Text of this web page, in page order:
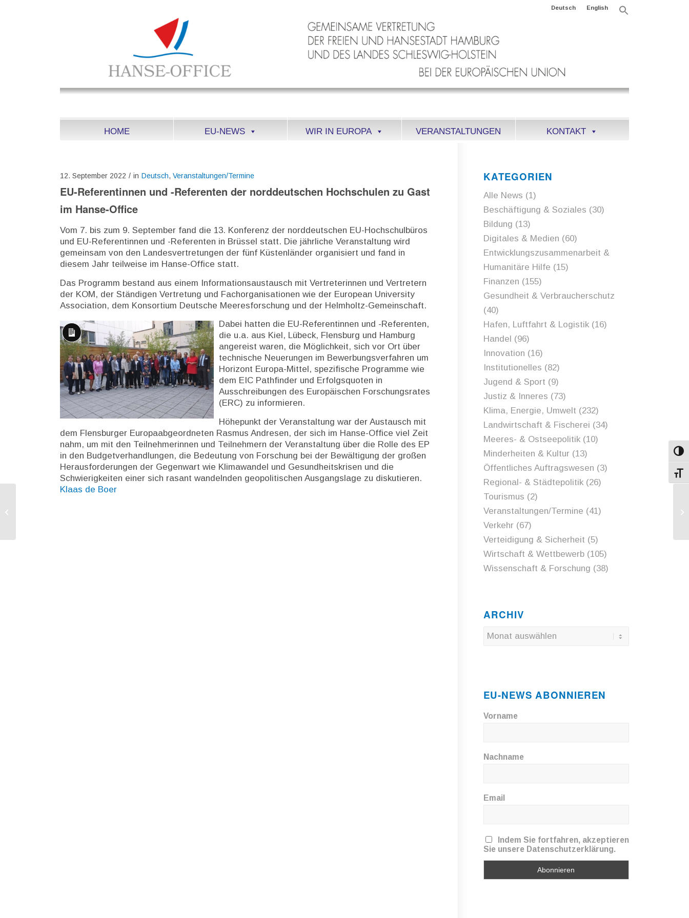
Deutsch English
HOME EU-NEWS WIR IN EUROPA VERANSTALTUNGEN KONTAKT
12. September 2022 / in Deutsch,Veranstaltungen/Termine
EU-Referentinnen und -Referenten der norddeutschen Hochschulen zu Gast
im Hanse-Office
Vom 7. bis zum 9. September fand die 13. Konferenz der norddeutschen EU-Hochschulbüros
und EU-Referentinnen und -Referenten in Brüssel statt. Die jährliche Veranstaltung wird
gemeinsam von den Landesvertretungen der fünf Küstenländer organisiert und fand in
diesem Jahr teilweise im Hanse-Office statt.
Das Programm bestand aus einem Informationsaustausch mit Vertreterinnen und Vertretern
der KOM, der Ständigen Vertretung und Fachorganisationen wie der European University
Association, dem Konsortium Deutsche Meeresforschung und der Helmholtz-Gemeinschaft.
Lange
Beschreibung
Dabei hatten die EU-Referentinnen und -Referenten,
die u.a. aus Kiel, Lübeck, Flensburg und Hamburg
angereist waren, die Möglichkeit, sich vor Ort über
technische Neuerungen im Bewerbungsverfahren um
Horizont Europa-Mittel, spezifische Programme wie
dem EIC Pathfinder und Erfolgsquoten in
Ausschreibungen des Europäischen Forschungsrates
(ERC) zu informieren.
Höhepunkt der Veranstaltung war der Austausch mit
dem Flensburger Europaabgeordneten Rasmus Andresen, der sich im Hanse-Office viel Zeit
nahm, um mit den Teilnehmerinnen und Teilnehmern der Veranstaltung über die Rolle des EP
in den Budgetverhandlungen, die Bedeutung von Forschung bei der Bewältigung der großen
Herausforderungen der Gegenwart wie Klimawandel und Gesundheitskrisen und die
Schwierigkeiten einer sich rasant wandelnden geopolitischen Ausgangslage zu diskutieren.
Klaas de Boer
KATEGORIEN
Alle News (1)
Beschäftigung & Soziales (30)
Bildung (13)
Digitales & Medien (60)
Entwicklungszusammenarbeit &
Humanitäre Hilfe (15)
Finanzen (155)
Gesundheit & Verbraucherschutz
(40)
Hafen, Luftfahrt & Logistik(16)
Handel (96)
Innovation (16)
Institutionelles (82)
Jugend & Sport (9)
Justiz & Inneres (73)
Klima, Energie, Umwelt (232)
Landwirtschaft & Fischerei (34)
Meeres- & Ostseepolitik(10)
Minderheiten & Kultur(13)
Öffentliches Auftragswesen (3)
Regional- & Städtepolitik(26)
Tourismus (2)
Veranstaltungen/Termine (41)
Verkehr(67)
Verteidigung & Sicherheit (5)
Wirtschaft & Wettbewerb(105)
Wissenschaft & Forschung (38)
ARCHIV
EU-NEWS ABONNIEREN
Vorname
Nachname
Email
Indem Sie fortfahren, akzeptieren
Sie unsere Datenschutzerklärung.
in